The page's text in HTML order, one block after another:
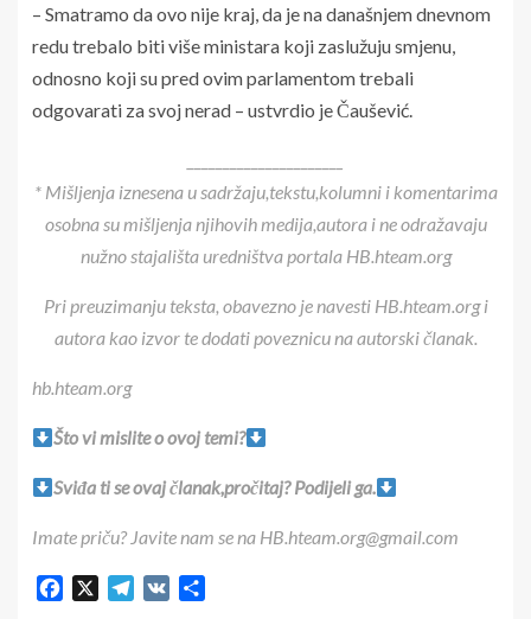
– Smatramo da ovo nije kraj, da je na današnjem dnevnom
redu trebalo biti više ministara koji zaslužuju smjenu,
odnosno koji su pred ovim parlamentom trebali
odgovarati za svoj nerad – ustvrdio je Čaušević.
* Mišljenja iznesena u sadržaju,tekstu,kolumni i komentarima
osobna su mišljenja njihovih medija,autora i ne odražavaju
nužno stajališta uredništva portala HB.hteam.org
Pri preuzimanju teksta, obavezno je navesti HB.hteam.org i
autora kao izvor te dodati poveznicu na autorski članak.
hb.hteam.org
Što vi mislite o ovoj temi?
Sviđa ti se ovaj članak,pročitaj? Podijeli ga.
Imate priču? Javite nam se na HB.hteam.org@gmail.com
Facebook Telegram
VK